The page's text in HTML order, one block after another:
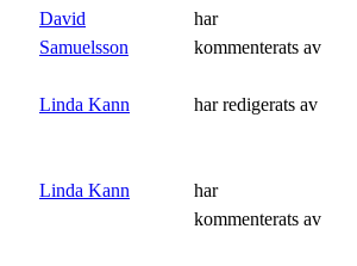
David
Samuelsson
har
kommenterats av
Linda Kann har redigerats av
Linda Kann
har
kommenterats av